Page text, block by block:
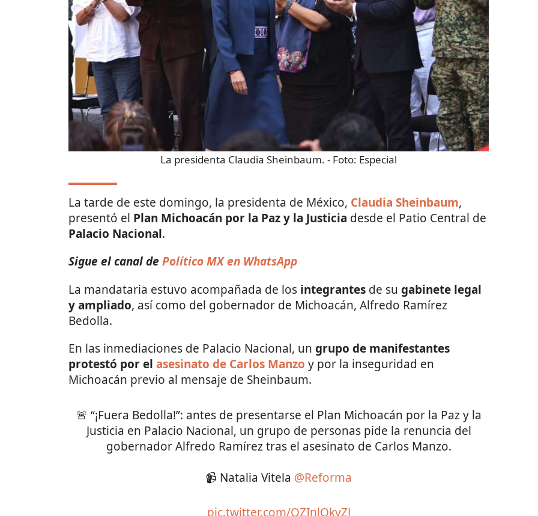
La presidenta Claudia Sheinbaum. - Foto: Especial
La tarde de este domingo, la presidenta de México, Claudia Sheinbaum,
presentó el Plan Michoacán por la Paz y la Justicia desde el Patio Central de
Palacio Nacional.
Sigue el canal de Político MX en WhatsApp
La mandataria estuvo acompañada de los integrantes de su gabinete legal
y ampliado, así como del gobernador de Michoacán, Alfredo Ramírez
Bedolla.
En las inmediaciones de Palacio Nacional, un grupo de manifestantes
protestó por el asesinato de Carlos Manzo y por la inseguridad en
Michoacán previo al mensaje de Sheinbaum.
🚨 “¡Fuera Bedolla!”: antes de presentarse el Plan Michoacán por la Paz y la
Justicia en Palacio Nacional, un grupo de personas pide la renuncia del
gobernador Alfredo Ramírez tras el asesinato de Carlos Manzo.
📹 Natalia Vitela @Reforma
pic.twitter.com/OZInlOkyZJ